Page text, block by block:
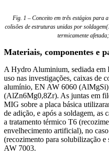
Fig. 1 – Conceito em três estágios para
colisões de estruturas unidas por
termicamente
Materiais, componentes e
A Hydro Aluminium, sediada em
uso nas investigações, caixas de
alumínio, EN AW 6060
(AlZn6Mg0,8Zr). As juntas em
MIG sobre a placa básica
de adição, e após a soldagem, as
a tratamento térmico T6
envelhecimento artificial), no
(recozimento para solubilização
AW 7003.